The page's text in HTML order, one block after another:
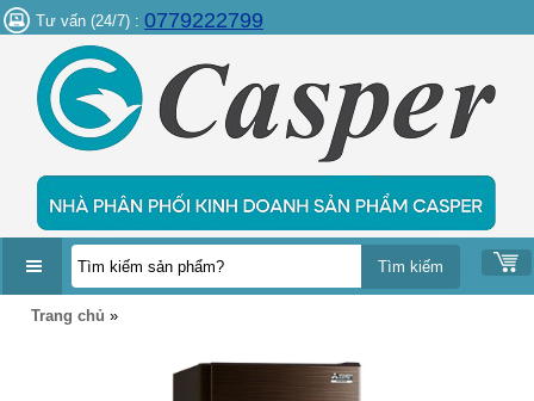
Tư vấn (24/7) : 0779222799
DANH
Trang chủ »